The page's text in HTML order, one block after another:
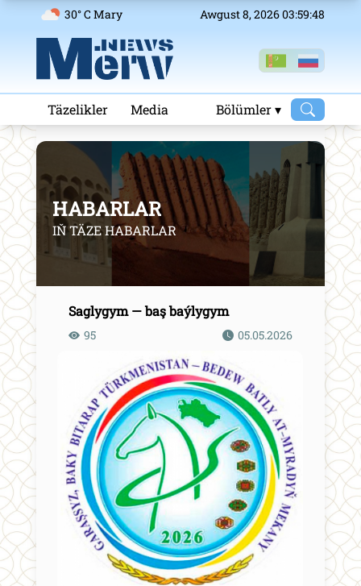
30° C Mary Awgust 8, 2026 03:59:48
Täzelikler Media Bölümler ▾
HABARLAR
IŇ TÄZE HABARLAR
Saglygym — baş baýlygym
95 05.05.2026